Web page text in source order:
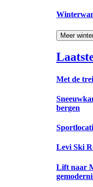
Meer
Met de
bergen
Levi Ski
Lift naar